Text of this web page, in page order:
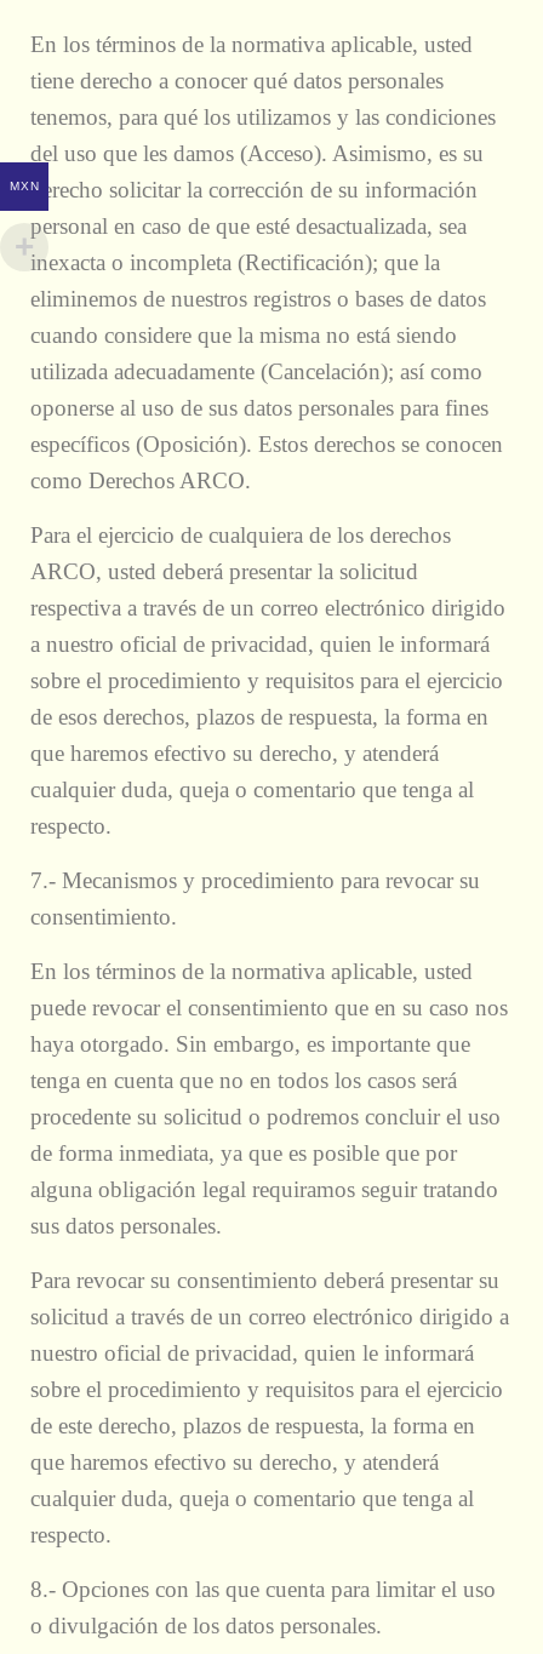
En los términos de la normativa aplicable, usted
tiene derecho a conocer qué datos personales
tenemos, para qué los utilizamos y las condiciones
del uso que les damos (Acceso). Asimismo, es su
derecho solicitar la corrección de su información
personal en caso de que esté desactualizada, sea
inexacta o incompleta (Rectificación); que la
eliminemos de nuestros registros o bases de datos
cuando considere que la misma no está siendo
utilizada adecuadamente (Cancelación); así como
oponerse al uso de sus datos personales para fines
específicos (Oposición). Estos derechos se conocen
como Derechos ARCO.
Para el ejercicio de cualquiera de los derechos
ARCO, usted deberá presentar la solicitud
respectiva a través de un correo electrónico dirigido
a nuestro oficial de privacidad, quien le informará
sobre el procedimiento y requisitos para el ejercicio
de esos derechos, plazos de respuesta, la forma en
que haremos efectivo su derecho, y atenderá
cualquier duda, queja o comentario que tenga al
respecto.
7.- Mecanismos y procedimiento para revocar su
consentimiento.
En los términos de la normativa aplicable, usted
puede revocar el consentimiento que en su caso nos
haya otorgado. Sin embargo, es importante que
tenga en cuenta que no en todos los casos será
procedente su solicitud o podremos concluir el uso
de forma inmediata, ya que es posible que por
alguna obligación legal requiramos seguir tratando
sus datos personales.
Para revocar su consentimiento deberá presentar su
solicitud a través de un correo electrónico dirigido a
nuestro oficial de privacidad, quien le informará
sobre el procedimiento y requisitos para el ejercicio
de este derecho, plazos de respuesta, la forma en
que haremos efectivo su derecho, y atenderá
cualquier duda, queja o comentario que tenga al
respecto.
8.- Opciones con las que cuenta para limitar el uso
o divulgación de los datos personales.
MXN